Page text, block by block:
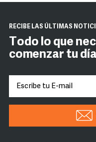
RECIBE LAS ÚLTIMAS
Todo lo que
comenzar tu día